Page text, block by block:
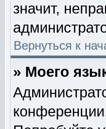
значит,
Вернуться к
» Моего